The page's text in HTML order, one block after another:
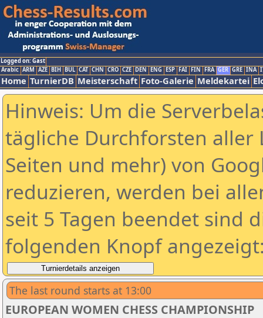
Logged on: Gast
Arabic ARM AZE BIH BUL CAT CHN CRO CZE DEN ENG ESP FAI FIN FRA GER GRE INA
Home TurnierDB Meisterschaft Foto-Galerie Meldekartei
Hinweis: Um die
tägliche Durchforsten aller
Seiten und mehr) von
reduzieren, werden bei
seit 5 Tagen beendet sind
folgenden Knopf
The last round starts at 13:00
EUROPEAN WOMEN CHESS CHAMPIONSHIP